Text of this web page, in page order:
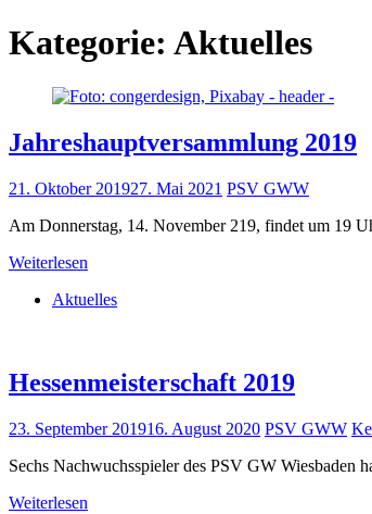
Kategorie: Aktuelles
Jahreshauptversammlung 2019
21. Oktober 201927. Mai 2021 PSV GWW
Am Donnerstag, 14. November 219, findet um 19
Weiterlesen
Aktuelles
Hessenmeisterschaft 2019
23. September 201916. August 2020 PSV GWW
Sechs Nachwuchsspieler des PSV GW Wiesbaden
Weiterlesen